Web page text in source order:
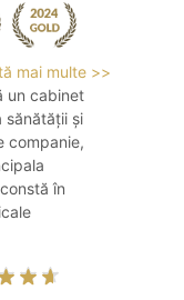
mai multe >>
un cabinet
sănătății și
companie,
în